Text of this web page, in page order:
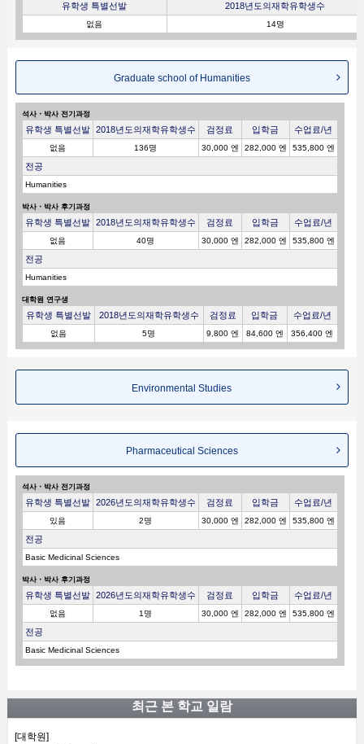
유학생 특별선발 2018년도의재학유학생수
없음 14명
Graduate school of Humanities
석사・박사 전기과정
유학생 특별선발 2018년도의재학유학생수 검정료 입학금 수업료/년
없음 136명 30,000 엔 282,000 엔 535,800 엔
전공
Humanities
박사・박사 후기과정
유학생 특별선발 2018년도의재학유학생수 검정료 입학금 수업료/년
없음 40명 30,000 엔 282,000 엔 535,800 엔
전공
Humanities
대학원 연구생
유학생 특별선발 2018년도의재학유학생수 검정료 입학금 수업료/년
없음 5명 9,800 엔 84,600 엔 356,400 엔
Environmental Studies
Pharmaceutical Sciences
석사・박사 전기과정
유학생 특별선발 2026년도의재학유학생수 검정료 입학금 수업료/년
있음 2명 30,000 엔 282,000 엔 535,800 엔
전공
Basic Medicinal Sciences
박사・박사 후기과정
유학생 특별선발 2026년도의재학유학생수 검정료 입학금 수업료/년
없음 1명 30,000 엔 282,000 엔 535,800 엔
전공
Basic Medicinal Sciences
최근 본 학교 일람
[대학원]